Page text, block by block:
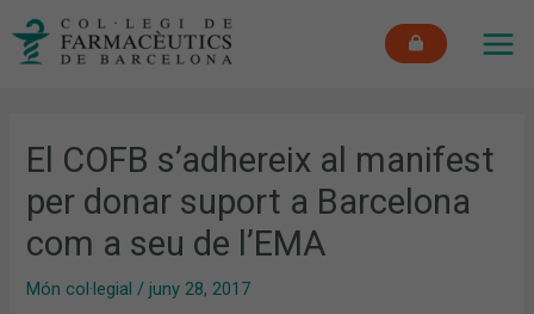
El COFB s’adhereix al manifest
per donar suport a Barcelona
com a seu de l’EMA
Món col·legial /juny 28, 2017